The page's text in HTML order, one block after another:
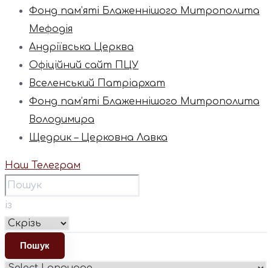
Фонд пам’яті Блаженнішого Митрополита
Мефодія
Андріївська Церква
Офіційний сайт ПЦУ
Вселенський Патріархат
Фонд пам’яті Блаженнішого Митрополита
Володимира
Щедрик – Церковна Лавка
Наш Телеграм
із